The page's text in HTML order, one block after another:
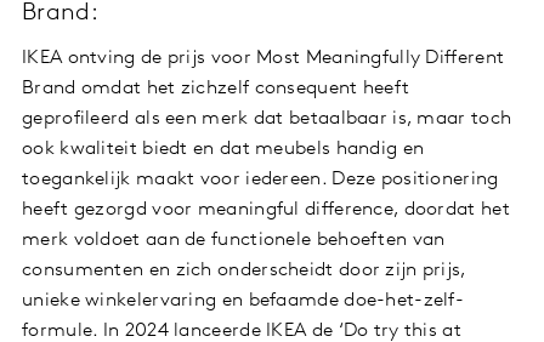
Brand:
IKEA ontving de prijs voor Most Meaningfully Different
Brand omdat het zichzelf consequent heeft
geprofileerd als een merk dat betaalbaar is, maar toch
ook kwaliteit biedt en dat meubels handig en
toegankelijk maakt voor iedereen. Deze positionering
heeft gezorgd voor meaningful difference, doordat het
merk voldoet aan de functionele behoeften van
consumenten en zich onderscheidt door zijn prijs,
unieke winkelervaring en befaamde doe-het-zelf-
formule. In 2024 lanceerde IKEA de ‘Do try this at